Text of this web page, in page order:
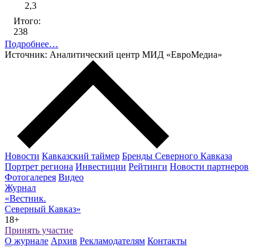
2,3
Итого:
238
Подробнее…
Источник: Аналитический центр МИД «ЕвроМедиа»
Новости Кавказский таймер Бренды Северного Кавказа
Портрет региона Инвестиции Рейтинги Новости партнеров
Фотогалерея Видео
Журнал
«Вестник.
Северный Кавказ»
18+
Принять участие
О журнале Архив Рекламодателям Контакты